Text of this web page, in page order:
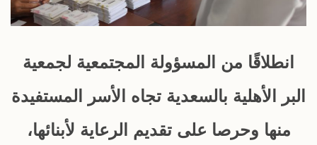
انطلاقًا من المسؤولة المجتمعية لجمعية
البر الأهلية بالسعدية تجاه الأسر المستفيدة
منها وحرصا على تقديم الرعاية لأبنائها،